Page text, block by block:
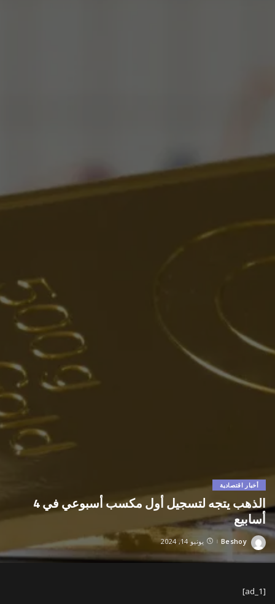
أخبار اقتصادية
الذهب يتجه لتسجيل أول مكسب أسبوعي في 4
أسابيع
Posted
Beshoy يونيو 14, 2024
[ad_1]